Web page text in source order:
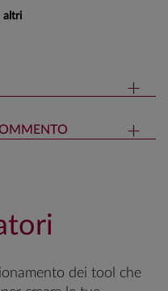
altri
dei tool che